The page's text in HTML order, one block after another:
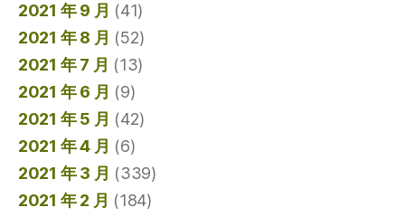
2021 年 9 月 (41)
2021 年 8 月 (52)
2021 年 7 月 (13)
2021 年 6 月 (9)
2021 年 5 月 (42)
2021 年 4 月 (6)
2021 年 3 月 (339)
2021 年 2 月 (184)